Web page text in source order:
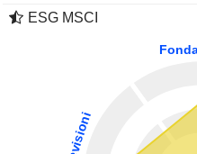
ESG MSCI